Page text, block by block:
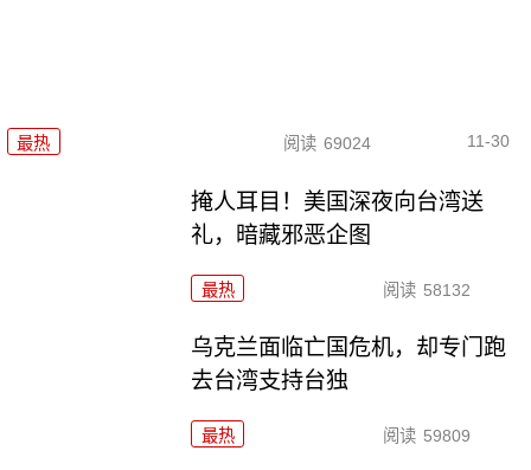
最热 阅读 69024 11-30
掩人耳目！美国深夜向台湾送
礼，暗藏邪恶企图
最热 阅读 58132
乌克兰面临亡国危机，却专门跑
去台湾支持台独
最热 阅读 59809